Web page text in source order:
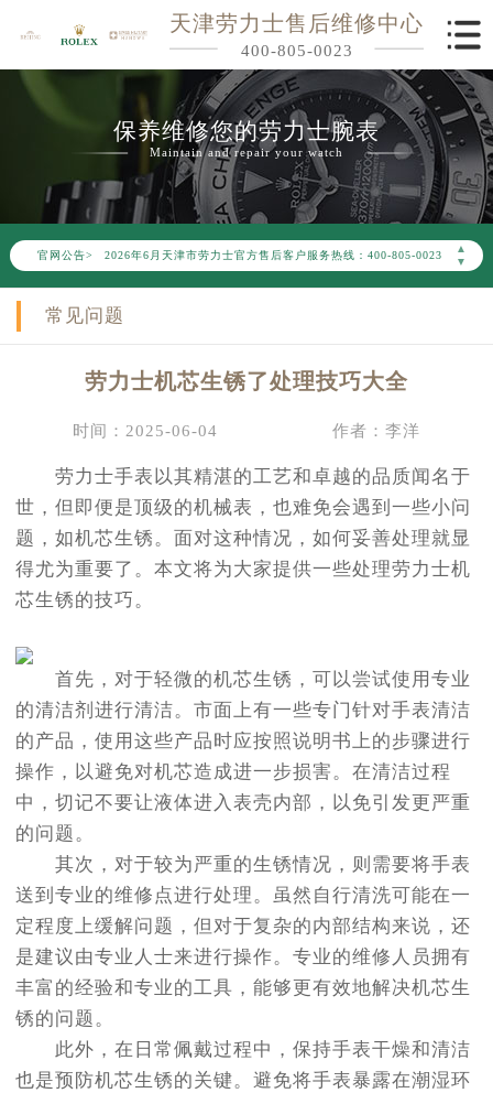
天津劳力士售后维修中心
400-805-0023
保养维修您的劳力士腕表
Maintain and repair your watch
官网公告>
▲
▼
2026年6月劳力士天津市售后服务网络优化升级公告
2026年6月天津市劳力士官方售后客户服务热线：400-805-0023
2026年6月劳力士售后服务中心最新网点地址：
节假日正常营业！
常见问题
劳力士机芯生锈了处理技巧大全
时间：2025-06-04 作者：李洋
劳力士手表以其精湛的工艺和卓越的品质闻名于
世，但即便是顶级的机械表，也难免会遇到一些小问
题，如机芯生锈。面对这种情况，如何妥善处理就显
得尤为重要了。本文将为大家提供一些处理劳力士机
芯生锈的技巧。
首先，对于轻微的机芯生锈，可以尝试使用专业
的清洁剂进行清洁。市面上有一些专门针对手表清洁
的产品，使用这些产品时应按照说明书上的步骤进行
操作，以避免对机芯造成进一步损害。在清洁过程
中，切记不要让液体进入表壳内部，以免引发更严重
的问题。
其次，对于较为严重的生锈情况，则需要将手表
送到专业的维修点进行处理。虽然自行清洗可能在一
定程度上缓解问题，但对于复杂的内部结构来说，还
是建议由专业人士来进行操作。专业的维修人员拥有
丰富的经验和专业的工具，能够更有效地解决机芯生
锈的问题。
此外，在日常佩戴过程中，保持手表干燥和清洁
也是预防机芯生锈的关键。避免将手表暴露在潮湿环